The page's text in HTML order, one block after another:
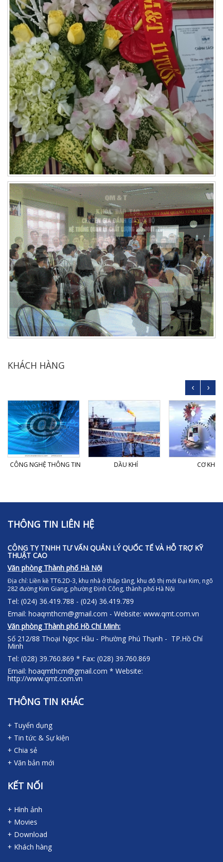
KHÁCH HÀNG
›
‹
CÔNG NGHỆ THÔNG TIN DẦU KHÍ CƠ KHÍ
THÔNG TIN LIÊN HỆ
CÔNG TY TNHH TƯ VẤN QUẢN LÝ QUỐC TẾ VÀ HỖ TRỢ KỸ
THUẬT CAO
Văn phòng Thành phố Hà Nội
Địa chỉ: Liền kề TT6.2D-3, khu nhà ở thấp tầng, khu đô thị mới Đại Kim, ngõ
282 đường Kim Giang, phường Định Công, thành phố Hà Nội
Tel: (024) 36.419.788 - (024) 36.419.789
Email: hoaqmthcm@gmail.com - Website: www.qmt.com.vn
Văn phòng Thành phố Hồ Chí Minh:
Số 212/88 Thoại Ngọc Hầu - Phường Phú Thạnh - TP.Hồ Chí
Minh
Tel: (028) 39.760.869 * Fax: (028) 39.760.869
Email: hoaqmthcm@gmail.com * Website:
http://www.qmt.com.vn
THÔNG TIN KHÁC
+ Tuyển dụng
+ Tin tức & Sự kiện
+ Chia sẻ
+ Văn bản mới
KẾT NỐI
+ Hình ảnh
+ Movies
+ Download
+ Khách hàng